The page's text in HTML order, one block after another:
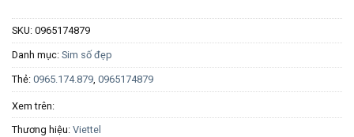
SKU: 0965174879
Danh mục: Sim số đẹp
Thẻ: 0965.174.879 0965174879
Xem trên:
Thương hiệu: Viettel